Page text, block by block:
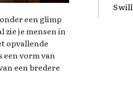
een glimp
zie je mensen in
opvallende
een vorm van
een bredere